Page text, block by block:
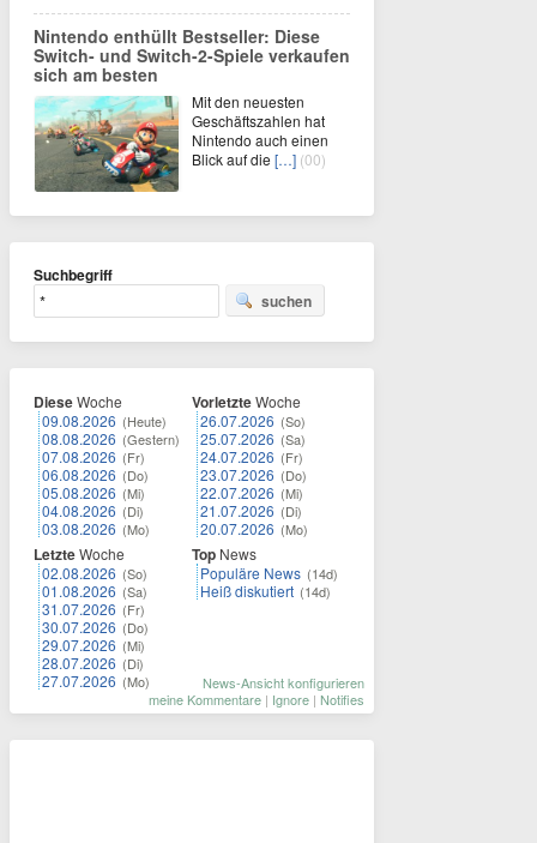
Nintendo enthüllt Bestseller: Diese
Switch- und Switch-2-Spiele verkaufen
sich am besten
Mit den neuesten
Geschäftszahlen hat
Nintendo auch einen
Blick auf die […] (00)
Suchbegriff
suchen
DieseWoche
09.08.2026 (Heute)
08.08.2026 (Gestern)
07.08.2026 (Fr)
06.08.2026 (Do)
05.08.2026 (Mi)
04.08.2026 (Di)
03.08.2026 (Mo)
LetzteWoche
02.08.2026 (So)
01.08.2026 (Sa)
31.07.2026 (Fr)
30.07.2026 (Do)
29.07.2026 (Mi)
28.07.2026 (Di)
27.07.2026 (Mo)
VorletzteWoche
26.07.2026 (So)
25.07.2026 (Sa)
24.07.2026 (Fr)
23.07.2026 (Do)
22.07.2026 (Mi)
21.07.2026 (Di)
20.07.2026 (Mo)
Top News
Populäre News (14d)
Heiß diskutiert (14d)
News-Ansicht konfigurieren
meine Kommentare | Ignore | Notifies